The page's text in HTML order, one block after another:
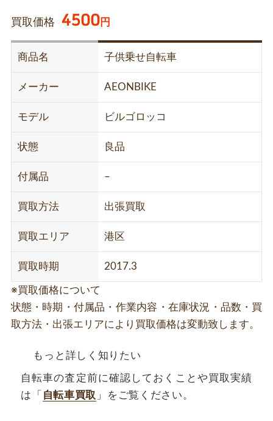
買取価格 4500円
商品名 子供乗せ自転車
メーカー AEONBIKE
モデル ビルゴロッコ
状態 良品
付属品 –
買取方法 出張買取
買取エリア 港区
買取時期 2017.3
※買取価格について
状態・時期・付属品・作業内容・在庫状況・品数・買
取方法・出張エリアにより買取価格は変動致します。
もっと詳しく知りたい
自転車の査定前に確認しておくことや買取実績
は「 自転車買取 」をご覧ください。